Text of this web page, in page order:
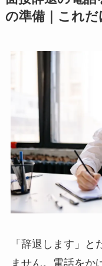
の準備｜これ
「辞退します」
ません。電話をか